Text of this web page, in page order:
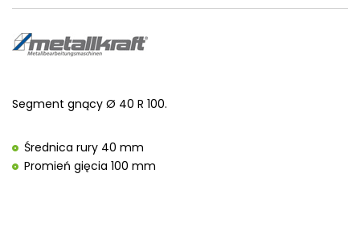
Segment gnący Ø 40 R 100.
Średnica rury 40 mm
Promień gięcia 100 mm